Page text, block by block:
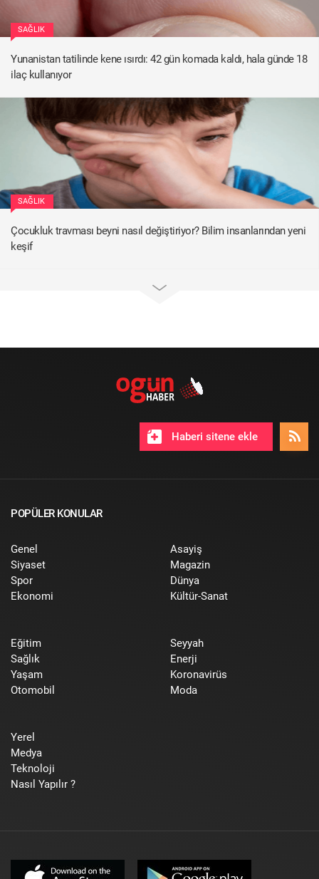
SAĞLIK
Yunanistan tatilinde kene ısırdı: 42 gün komada kaldı, hala günde 18
ilaç kullanıyor
SAĞLIK
Çocukluk travması beyni nasıl değiştiriyor? Bilim insanlarından yeni
keşif
Haberi sitene ekle
POPÜLER KONULAR
Genel
Siyaset
Spor
Ekonomi
Asayiş
Magazin
Dünya
Kültür-Sanat
Eğitim
Sağlık
Yaşam
Otomobil
Seyyah
Enerji
Koronavirüs
Moda
Yerel
Medya
Teknoloji
Nasıl Yapılır ?